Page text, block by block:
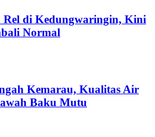
di Kedungwaringin, Kini
Normal
Kemarau, Kualitas Air
Baku Mutu